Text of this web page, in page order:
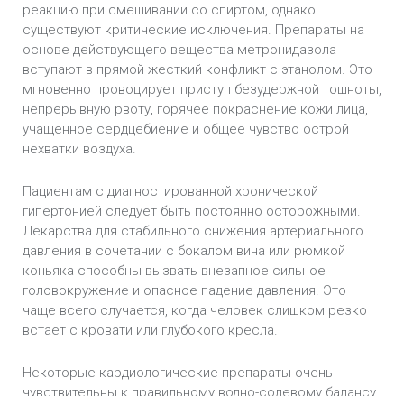
реакцию при смешивании со спиртом, однако
существуют критические исключения. Препараты на
основе действующего вещества метронидазола
вступают в прямой жесткий конфликт с этанолом. Это
мгновенно провоцирует приступ безудержной тошноты,
непрерывную рвоту, горячее покраснение кожи лица,
учащенное сердцебиение и общее чувство острой
нехватки воздуха.
Пациентам с диагностированной хронической
гипертонией следует быть постоянно осторожными.
Лекарства для стабильного снижения артериального
давления в сочетании с бокалом вина или рюмкой
коньяка способны вызвать внезапное сильное
головокружение и опасное падение давления. Это
чаще всего случается, когда человек слишком резко
встает с кровати или глубокого кресла.
Некоторые кардиологические препараты очень